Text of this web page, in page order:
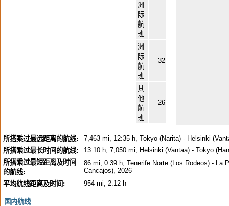
洲
际
航
班
洲
际
航
班
32
其
他
航
班
26
所搭乘过最远距离的航线:
7,463 mi, 12:35 h, Tokyo (Narita) - Helsinki
所搭乘过最长时间的航线:
13:10 h, 7,050 mi, Helsinki (Vantaa) - Tokyo
所搭乘过最短距离及时间
的航线:
86 mi, 0:39 h, Tenerife Norte (Los Rodeos) - La
Cancajos), 2026
平均航线距离及时间:
954 mi, 2:12 h
国内航线